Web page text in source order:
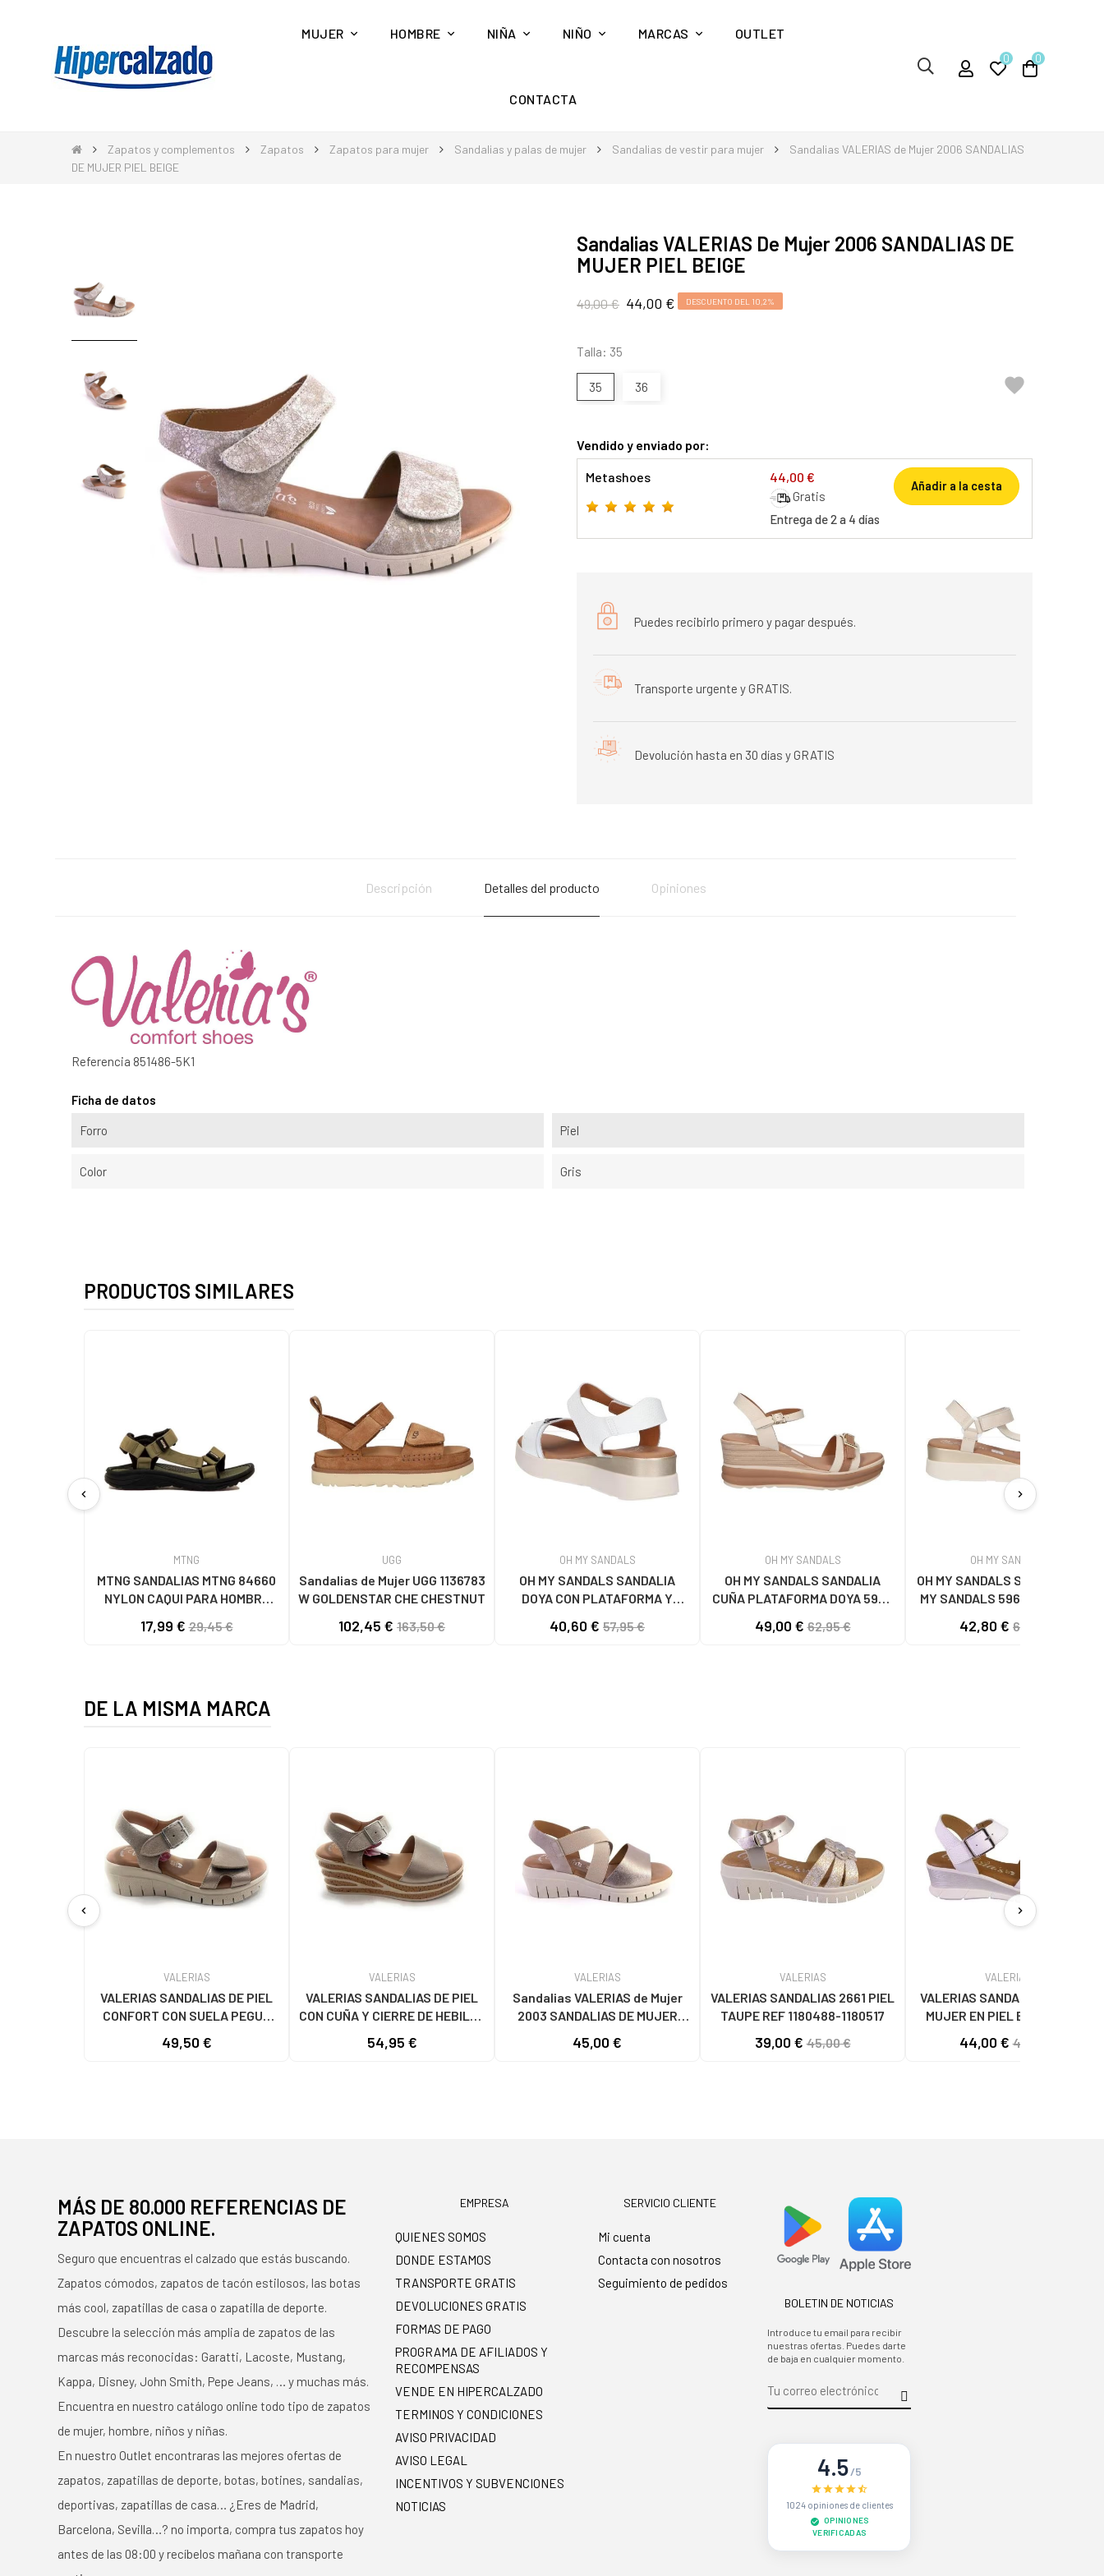
MUJER HOMBRE NIÑA NIÑO MARCAS OUTLET
CONTACTA
0 0
Zapatos y complementos Zapatos Zapatos para mujer Sandalias y palas de mujer Sandalias de vestir para mujer
Sandalias VALERIAS de Mujer 2006 SANDALIAS
DE MUJER PIEL BEIGE
Sandalias VALERIAS De Mujer 2006 SANDALIAS DE
MUJER PIEL BEIGE
49,00 € 44,00 € DESCUENTO DEL 10,2%
Talla: 35
35 36 
Vendido y enviado por:
Metashoes 44,00 €
Gratis
Entrega de 2 a 4 días
Añadir a la cesta
Puedes recibirlo primero y pagar después.
Transporte urgente y GRATIS.
Devolución hasta en 30 días y GRATIS
Descripción Detalles del producto Opiniones
Referencia 851486-5K1
Ficha de datos
Forro Piel
Color Gris
PRODUCTOS SIMILARES
chevron_left
MTNG
MTNG SANDALIAS MTNG 84660
NYLON CAQUI PARA HOMBRE
17,99 €29,45 €
UGG
Sandalias de Mujer UGG 1136783
W GOLDENSTAR CHE CHESTNUT
102,45 € 163,50 €
OH MY SANDALS
OH MY SANDALS SANDALIA
DOYA CON PLATAFORMA Y
BLANCO
40,60 € 57,95 €
OH MY SANDALS
OH MY SANDALS SANDALIA
CUÑA PLATAFORMA DOYA 5993
49,00 €62,95 €
OH MY SANDALS
OH MY SANDALS SANDALIAS OH
MY SANDALS 5961-DO90 DOYA
42,80 € 62,95 €
chevron_right
DE LA MISMA MARCA
chevron_left
VALERIAS
VALERIAS SANDALIAS DE PIEL
CONFORT CON SUELA PEGUE
49,50 €
VALERIAS
VALERIAS SANDALIAS DE PIEL
CON CUÑA Y CIERRE DE HEBILLA
54,95 €
VALERIAS
Sandalias VALERIAS de Mujer
2003 SANDALIAS DE MUJER
45,00 €
VALERIAS
VALERIAS SANDALIAS 2661 PIEL
TAUPE REF 1180488-1180517
39,00 €45,00 €
VALERIAS
VALERIAS SANDALIAS 2650 DE
MUJER EN PIEL BLANCO REF
44,00 €49,00 €
chevron_right
MÁS DE 80.000 REFERENCIAS DE
ZAPATOS ONLINE.
Seguro que encuentras el calzado que estás buscando.
Zapatos cómodos, zapatos de tacón estilosos, las botas
más cool, zapatillas de casa o zapatilla de deporte.
Descubre la selección más amplia de zapatos de las
marcas más reconocidas: Garatti, Lacoste, Mustang,
Kappa, Disney, John Smith, Pepe Jeans, … y muchas más.
Encuentra en nuestro catálogo online todo tipo de zapatos
de mujer, hombre, niños y niñas.
En nuestro Outlet encontraras las mejores ofertas de
zapatos, zapatillas de deporte, botas, botines, sandalias,
deportivas, zapatillas de casa… ¿Eres de Madrid,
Barcelona, Sevilla…? no importa, compra tus zapatos hoy
antes de las 08:00 y recíbelos mañana con transporte
EMPRESA
QUIENES SOMOS
DONDE ESTAMOS
TRANSPORTE GRATIS
DEVOLUCIONES GRATIS
FORMAS DE PAGO
PROGRAMA DE AFILIADOS Y
RECOMPENSAS
VENDE EN HIPERCALZADO
TERMINOS Y CONDICIONES
AVISO PRIVACIDAD
AVISO LEGAL
INCENTIVOS Y SUBVENCIONES
NOTICIAS
SERVICIO CLIENTE
Mi cuenta
Contacta con nosotros
Seguimiento de pedidos
BOLETIN DE NOTICIAS
Introduce tu email para recibir
nuestras ofertas. Puedes darte
de baja en cualquier momento.
4.5/5
1024 opiniones de clientes
OPINIONES
VERIFICADAS